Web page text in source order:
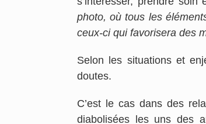
photo, où tous les
ceux-ci qui favorisera des
Selon les situations et
doutes.
C’est le cas dans des
diabolisées les uns des